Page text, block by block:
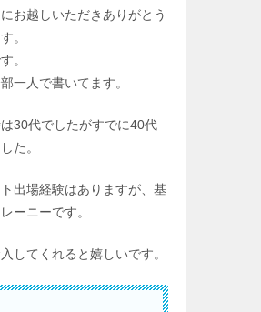
お越しいただきありがとう
。
。
一人で書いてます。
30代でしたがすでに40代
た。
出場経験はありますが、基
ーニーです。
してくれると嬉しいです。